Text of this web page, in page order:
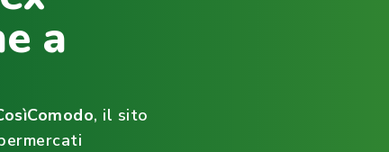
a
, il sito